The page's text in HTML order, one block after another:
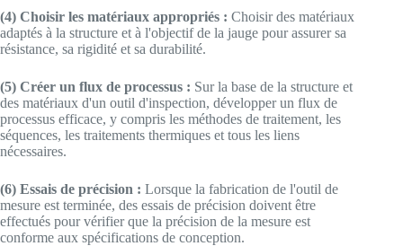
(4) Choisir les matériaux appropriés : Choisir des matériaux
adaptés à la structure et à l'objectif de la jauge pour assurer sa
résistance, sa rigidité et sa durabilité.
(5) Créer un flux de processus : Sur la base de la structure et
des matériaux d'un outil d'inspection, développer un flux de
processus efficace, y compris les méthodes de traitement, les
séquences, les traitements thermiques et tous les liens
nécessaires.
(6) Essais de précision : Lorsque la fabrication de l'outil de
mesure est terminée, des essais de précision doivent être
effectués pour vérifier que la précision de la mesure est
conforme aux spécifications de conception.